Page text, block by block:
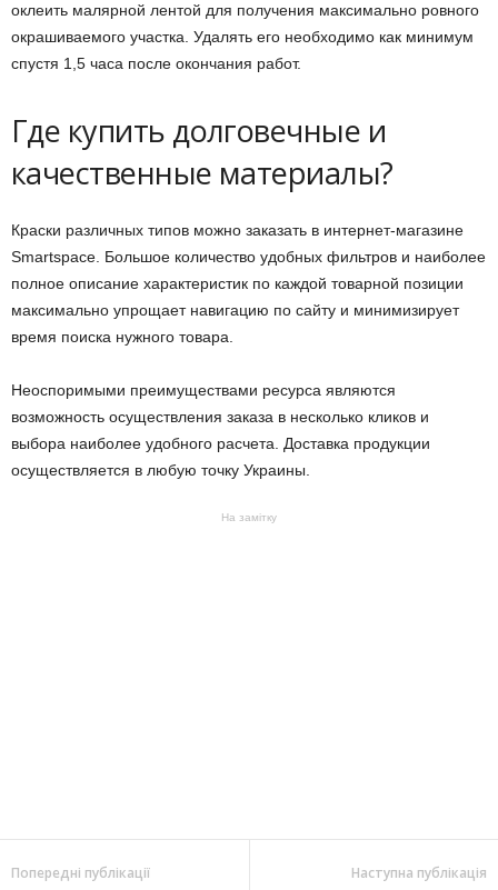
оклеить малярной лентой для получения максимально ровного
окрашиваемого участка. Удалять его необходимо как минимум
спустя 1,5 часа после окончания работ.
Где купить долговечные и
качественные материалы?
Краски различных типов можно заказать в интернет-магазине
Smartspace. Большое количество удобных фильтров и наиболее
полное описание характеристик по каждой товарной позиции
максимально упрощает навигацию по сайту и минимизирует
время поиска нужного товара.
Неоспоримыми преимуществами ресурса являются
возможность осуществления заказа в несколько кликов и
выбора наиболее удобного расчета. Доставка продукции
осуществляется в любую точку Украины.
На замітку
Попередні публікації Наступна публікація